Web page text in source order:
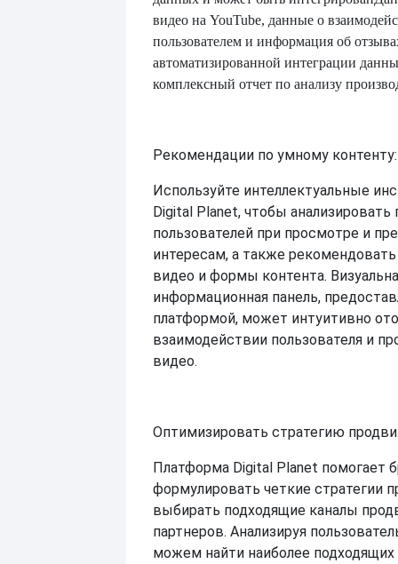
видео на YouTube, данные о
пользователем и информация об
автоматизированной интеграции
комплексный отчет по анализу
Рекомендации по умному контенту:
Используйте интеллектуальные
Digital Planet, чтобы анализировать
пользователей при просмотре и
интересам, а также
видео и формы контента.
информационная панель,
платформой, может интуитивно
взаимодействии пользователя и
видео.
Оптимизировать стратегию
Платформа Digital Planet помогает
формулировать четкие стратегии
выбирать подходящие каналы
партнеров. Анализируя
можем найти наиболее